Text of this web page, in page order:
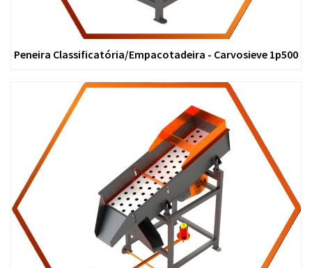
Peneira Classificatória/Empacotadeira - Carvosieve 1p500